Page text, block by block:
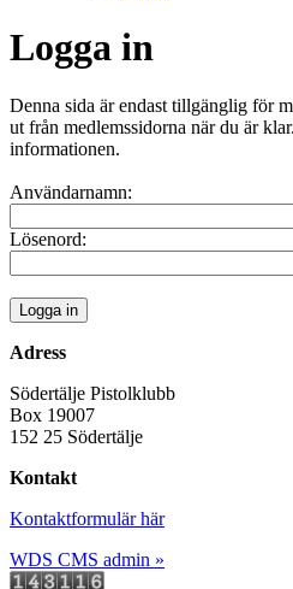
Logga in
Denna sida är endast tillgänglig för
ut från medlemssidorna när du är
informationen.
Användarnamn:
Lösenord:
Adress
Södertälje Pistolklubb
Box 19007
152 25 Södertälje
Kontakt
Kontaktformulär här
WDS CMS admin »